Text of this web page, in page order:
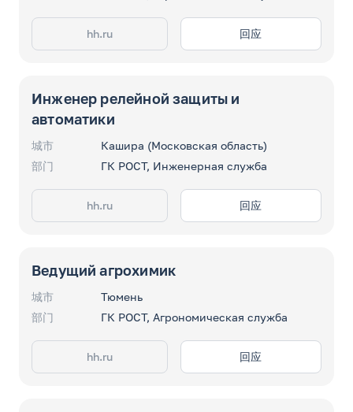
hh.ru 回应
Инженер релейной защиты и
автоматики
城市
Кашира (Московская область)
部门
ГК РОСТ, Инженерная служба
hh.ru 回应
Ведущий агрохимик
城市
Тюмень
部门
ГК РОСТ, Агрономическая служба
hh.ru 回应